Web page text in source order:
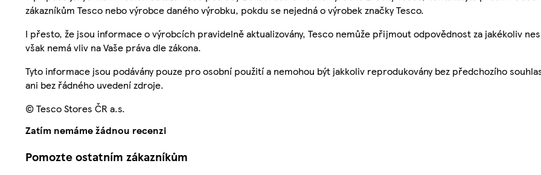
zákazníkům Tesco nebo výrobce daného výrobku, pokdu se nejedná o výrobek značky Tesco.
I přesto, že jsou informace o výrobcích pravidelně aktualizovány, Tesco nemůže přijmout odpovědnost za jakékoliv
však nemá vliv na Vaše práva dle zákona.
Tyto informace jsou podávány pouze pro osobní použití a nemohou být jakkoliv reprodukovány bez předchozího
ani bez řádného uvedení zdroje.
© Tesco Stores ČR a.s.
Zatím nemáme žádnou recenzi
Pomozte ostatním zákazníkům